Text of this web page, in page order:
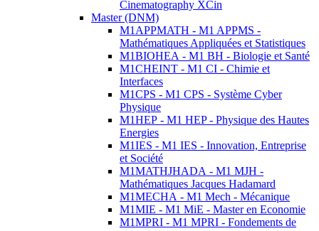
Cinematography XCin
Master (DNM)
M1APPMATH - M1 APPMS -
Mathématiques Appliquées et Statistiques
M1BIOHEA - M1 BH - Biologie et Santé
M1CHEINT - M1 CI - Chimie et
Interfaces
M1CPS - M1 CPS - Système Cyber
Physique
M1HEP - M1 HEP - Physique des Hautes
Energies
M1IES - M1 IES - Innovation, Entreprise
et Société
M1MATHJHADA - M1 MJH -
Mathématiques Jacques Hadamard
M1MECHA - M1 Mech - Mécanique
M1MIE - M1 MiE - Master en Economie
M1MPRI - M1 MPRI - Fondements de